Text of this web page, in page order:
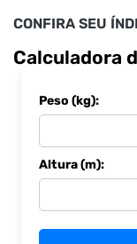
CONFIRA SEU
Calculadora
Peso (kg):
Altura (m):